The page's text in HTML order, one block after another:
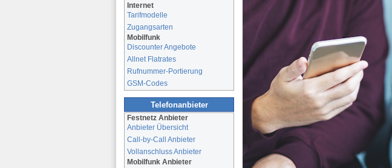
Internet
Tarifmodelle
Zugangsarten
Mobilfunk
Discounter Angebote
Allnet Flatrates
Rufnummer-Portierung
GSM-Codes
Telefonanbieter
Festnetz Anbieter
Anbieter Übersicht
Call-by-Call Anbieter
Vollanschluss Anbieter
Mobilfunk Anbieter